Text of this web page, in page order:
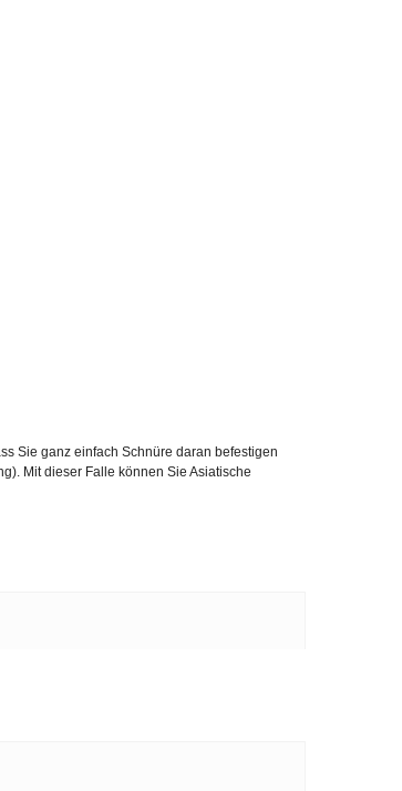
Sie ganz einfach Schnüre daran befestigen
Mit dieser Falle können Sie Asiatische